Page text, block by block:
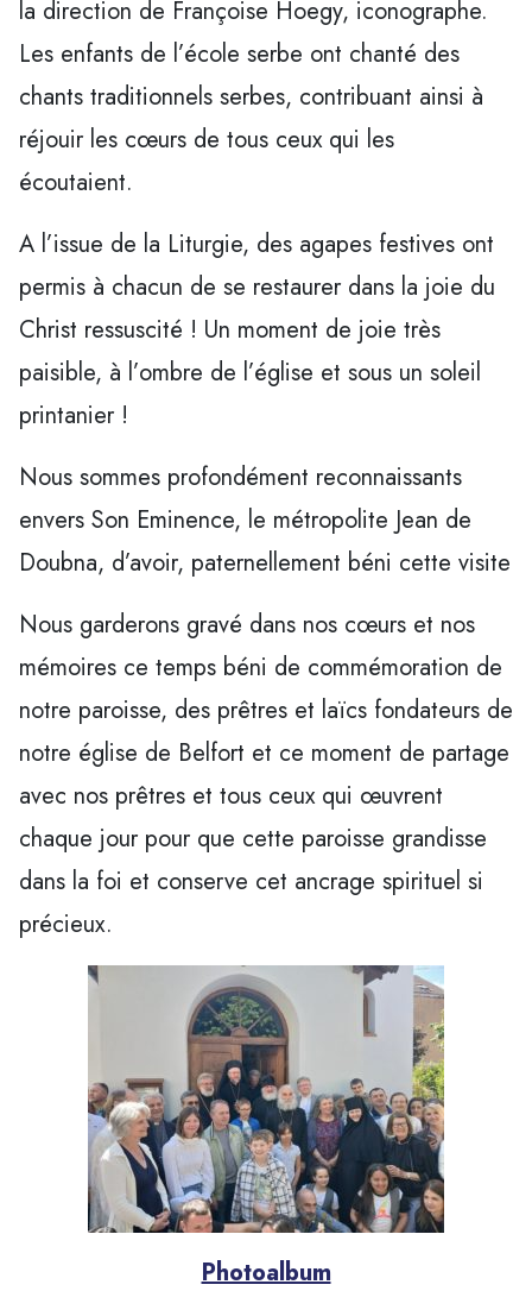
la direction de Françoise Hoegy, iconographe.
Les enfants de l’école serbe ont chanté des
chants traditionnels serbes, contribuant ainsi à
réjouir les cœurs de tous ceux qui les
écoutaient.
A l’issue de la Liturgie, des agapes festives ont
permis à chacun de se restaurer dans la joie du
Christ ressuscité ! Un moment de joie très
paisible, à l’ombre de l’église et sous un soleil
printanier !
Nous sommes profondément reconnaissants
envers Son Eminence, le métropolite Jean de
Doubna, d’avoir, paternellement béni cette visite
Nous garderons gravé dans nos cœurs et nos
mémoires ce temps béni de commémoration de
notre paroisse, des prêtres et laïcs fondateurs de
notre église de Belfort et ce moment de partage
avec nos prêtres et tous ceux qui œuvrent
chaque jour pour que cette paroisse grandisse
dans la foi et conserve cet ancrage spirituel si
précieux.
Photoalbum